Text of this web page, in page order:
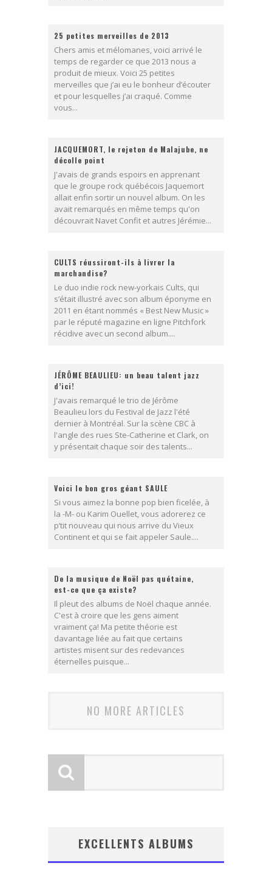
25 petites merveilles de 2013
Chers amis et mélomanes, voici arrivé le
temps de regarder ce que 2013 nous a
produit de mieux. Voici 25 petites
merveilles que j’ai eu le bonheur d’écouter
et pour lesquelles j’ai craqué. Comme
vous...
JACQUEMORT, le rejeton de Malajube, ne
décolle point
J'avais de grands espoirs en apprenant
que le groupe rock québécois Jaquemort
allait enfin sortir un nouvel album. On les
avait remarqués en même temps qu'on
découvrait Navet Confit et autres Jérémie...
CULTS réussiront-ils à livrer la
marchandise?
Le duo indie rock new-yorkais Cults, qui
s’était illustré avec son album éponyme en
2011 en étant nommés « Best New Music »
par le réputé magazine en ligne Pitchfork
récidive avec un second album....
JÉRÔME BEAULIEU: un beau talent jazz
d’ici!
J'avais remarqué le trio de Jérôme
Beaulieu lors du Festival de Jazz l'été
dernier à Montréal. Sur la scène CBC à
l'angle des rues Ste-Catherine et Clark, on
y présentait chaque soir des talents...
Voici le bon gros géant SAULE
Si vous aimez la bonne pop bien ficelée, à
la -M- ou Karim Ouellet, vous adorerez ce
p’tit nouveau qui nous arrive du Vieux
Continent et qui se fait appeler Saule....
De la musique de Noël pas quétaine,
est-ce que ça existe?
Il pleut des albums de Noël chaque année.
C'est à croire que les gens aiment
vraiment ça! Ma petite théorie est
davantage liée au fait que certains
artistes misent sur des redevances
éternelles puisque...
NO MORE ARTICLES
EXCELLENTS ALBUMS